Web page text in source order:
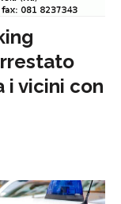
i vicini con